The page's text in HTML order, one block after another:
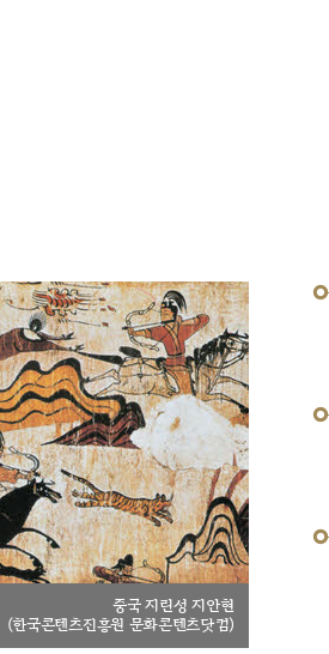
중국 지린성 지안현
(한국콘텐츠진흥원 문화콘텐츠닷컴)